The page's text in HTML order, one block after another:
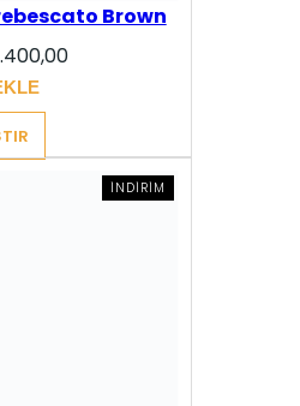
Brown
Şu
İNDIRIM
ÜRÜN